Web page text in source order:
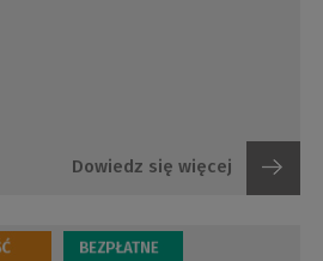
Dowiedz się więcej